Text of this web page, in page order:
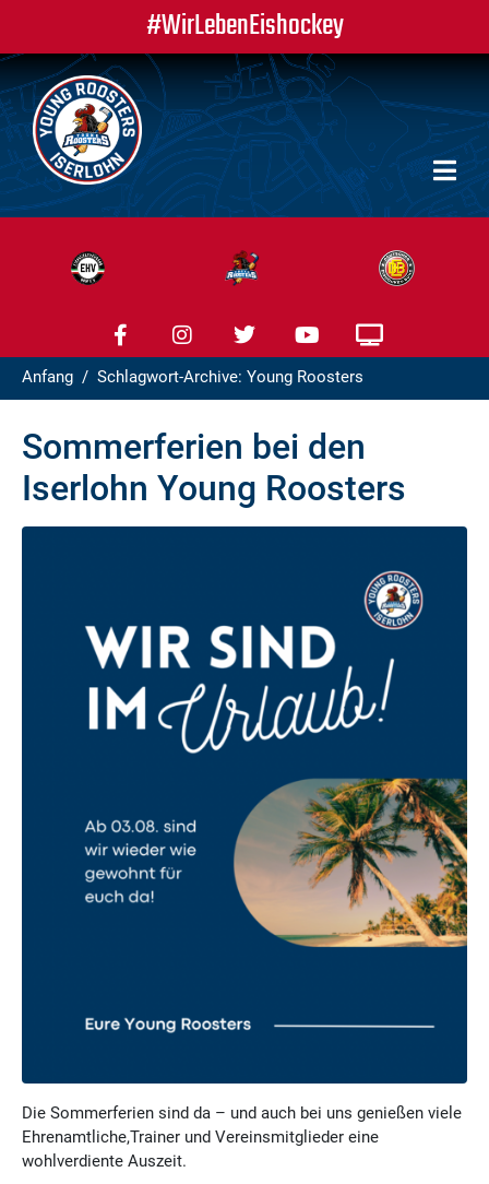
#WirLebenEishockey
Anfang Schlagwort-Archive: Young Roosters
Sommerferien bei den
Iserlohn Young Roosters
Die Sommerferien sind da – und auch bei uns genießen viele
Ehrenamtliche,Trainer und Vereinsmitglieder eine
wohlverdiente Auszeit.